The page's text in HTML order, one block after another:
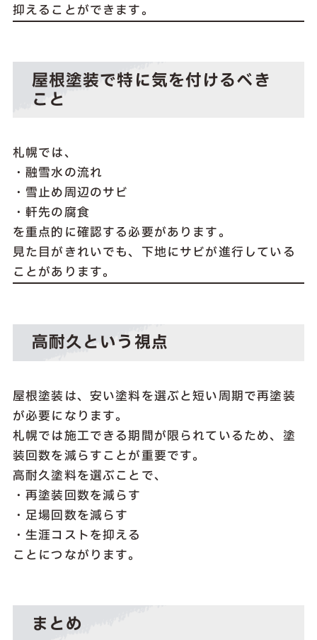
抑えることができます。
屋根塗装で特に気を付けるべき
こと
札幌では、
・融雪水の流れ
・雪止め周辺のサビ
・軒先の腐食
を重点的に確認する必要があります。
見た目がきれいでも、下地にサビが進行している
ことがあります。
高耐久という視点
屋根塗装は、安い塗料を選ぶと短い周期で再塗装
が必要になります。
札幌では施工できる期間が限られているため、塗
装回数を減らすことが重要です。
高耐久塗料を選ぶことで、
・再塗装回数を減らす
・足場回数を減らす
・生涯コストを抑える
ことにつながります。
まとめ